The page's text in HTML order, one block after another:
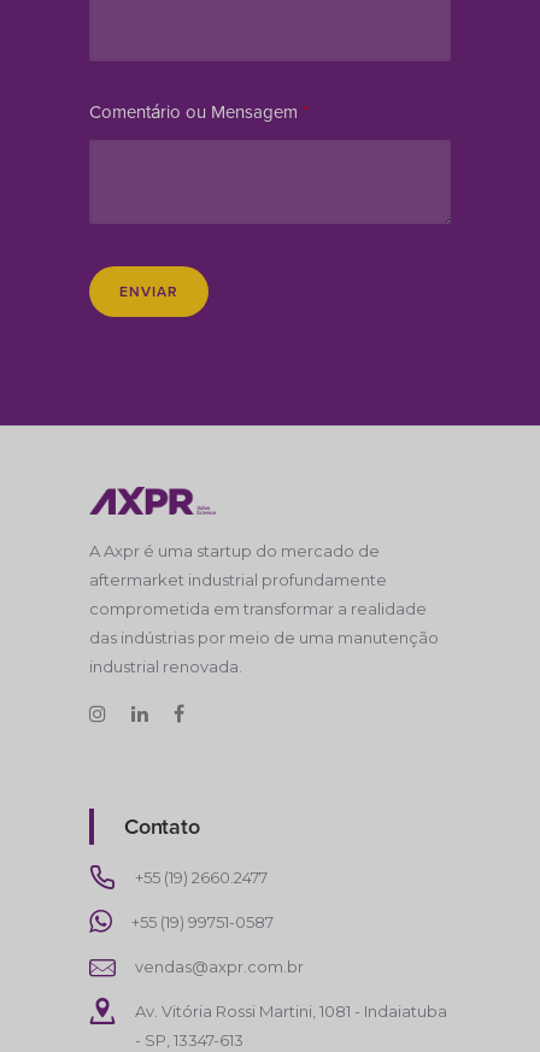
Comentário ou Mensagem *
ENVIAR
A Axpr é uma startup do mercado de
aftermarket industrial profundamente
comprometida em transformar a realidade
das indústrias por meio de uma manutenção
industrial renovada.
Contato
+55 (19) 2660.2477
+55 (19) 99751-0587
vendas@axpr.com.br
Av. Vitória Rossi Martini, 1081 - Indaiatuba
- SP, 13347-613